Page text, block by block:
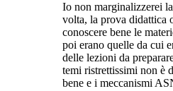
Io non marginalizzerei
volta, la prova didattica
conoscere bene le
poi erano quelle da cui
delle lezioni da
temi ristrettissimi non è
bene e i meccanismi